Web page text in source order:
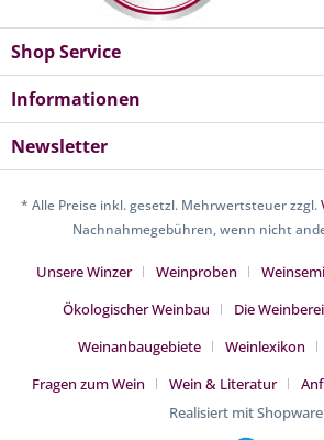
Shop Service
Informationen
Newsletter
* Alle Preise inkl. gesetzl. Mehrwertsteuer zzgl.
Nachnahmegebühren, wenn nicht
Unsere Winzer Weinproben
Ökologischer Weinbau
Die
Weinanbaugebiete
Weinlexikon
Fragen zum Wein
Wein & Literatur
Realisiert mit Shopware